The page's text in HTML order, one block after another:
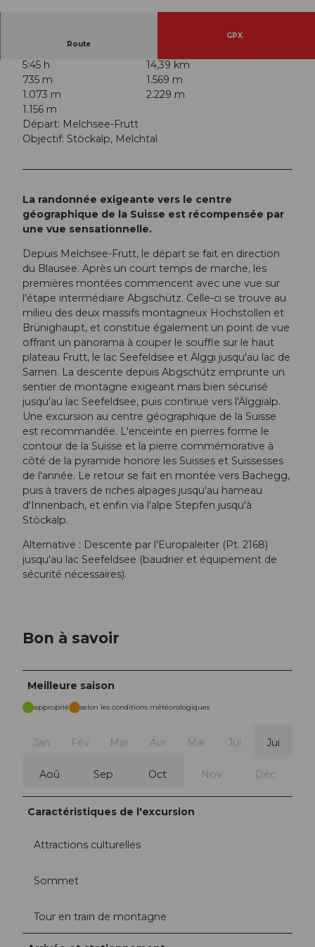
Route
GPX
5:45 h
14,39 km
735 m
1.569 m
1.073 m
2.229 m
1.156 m
Départ: Melchsee-Frutt
Objectif: Stöckalp, Melchtal
La randonnée exigeante vers le centre
géographique de la Suisse est récompensée par
une vue sensationnelle.
Depuis Melchsee-Frutt, le départ se fait en direction
du Blausee. Après un court temps de marche, les
premières montées commencent avec une vue sur
l'étape intermédiaire Abgschütz. Celle-ci se trouve au
milieu des deux massifs montagneux Hochstollen et
Brünighaupt, et constitue également un point de vue
offrant un panorama à couper le souffle sur le haut
plateau Frutt, le lac Seefeldsee et Älggi jusqu'au lac de
Sarnen. La descente depuis Abgschütz emprunte un
sentier de montagne exigeant mais bien sécurisé
jusqu'au lac Seefeldsee, puis continue vers l'Älggialp.
Une excursion au centre géographique de la Suisse
est recommandée. L'enceinte en pierres forme le
contour de la Suisse et la pierre commémorative à
côté de la pyramide honore les Suisses et Suissesses
de l'année. Le retour se fait en montée vers Bachegg,
puis à travers de riches alpages jusqu'au hameau
d'Innenbach, et enfin via l'alpe Stepfen jusqu'à
Stöckalp.
Alternative : Descente par l’Europaleiter (Pt. 2168)
jusqu'au lac Seefeldsee (baudrier et équipement de
sécurité nécessaires).
Bon à savoir
Meilleure saison
approprié selon les conditions météorologiques
Jan Fév Mar Avr Mai Jui Jui
Aoû Sep Oct Nov Déc
Caractéristiques de l'excursion
Attractions culturelles
Sommet
Tour en train de montagne